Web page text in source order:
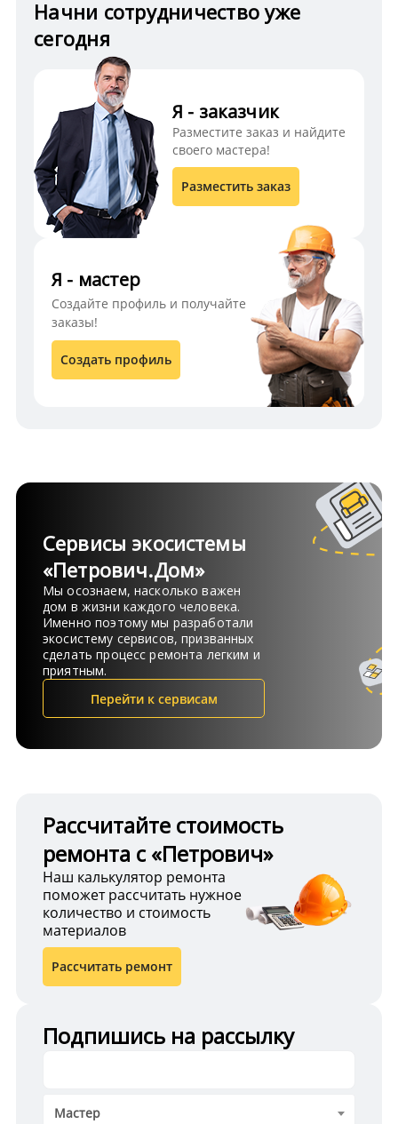
Начни сотрудничество уже
сегодня
Я - заказчик
Разместите заказ и найдите
своего мастера!
Разместить заказ
Я - мастер
Создайте профиль и получайте
заказы!
Создать профиль
Сервисы экосистемы
«Петрович.Дом»
Мы осознаем, насколько важен
дом в жизни каждого человека.
Именно поэтому мы разработали
экосистему сервисов, призванных
сделать процесс ремонта легким и
приятным.
Перейти к сервисам
Рассчитайте стоимость
ремонта с «Петрович»
Наш калькулятор ремонта
поможет рассчитать нужное
количество и стоимость
материалов
Рассчитать ремонт
Подпишись на рассылку
Мастер